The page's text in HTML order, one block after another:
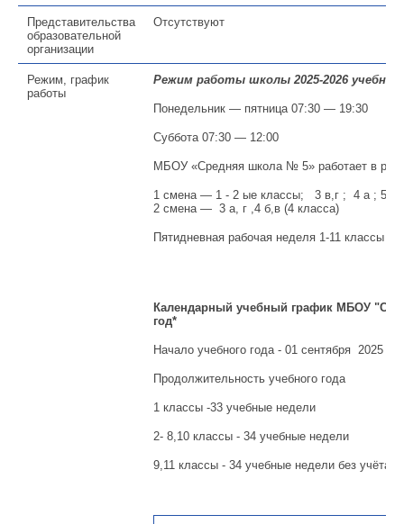
Представительства
образовательной
организации
Отсутствуют
Режим, график
работы
Режим работы школы 2025-2026
Понедельник — пятница 07:30 — 19:30
Суббота 07:30 — 12:00
МБОУ «Средняя школа № 5» работает в
1 смена — 1 - 2 ые классы; 3 в,г ; 4 а ; 5 -
2 смена — 3 а, г ,4 б,в (4 класса)
Пятидневная рабочая неделя 1-11 классы
Календарный учебный график МБОУ "
год*
Начало учебного года - 01 сентября 2025
Продолжительность учебного года
1 классы -33 учебные недели
2- 8,10 классы - 34 учебные недели
9,11 классы - 34 учебные недели без учёта